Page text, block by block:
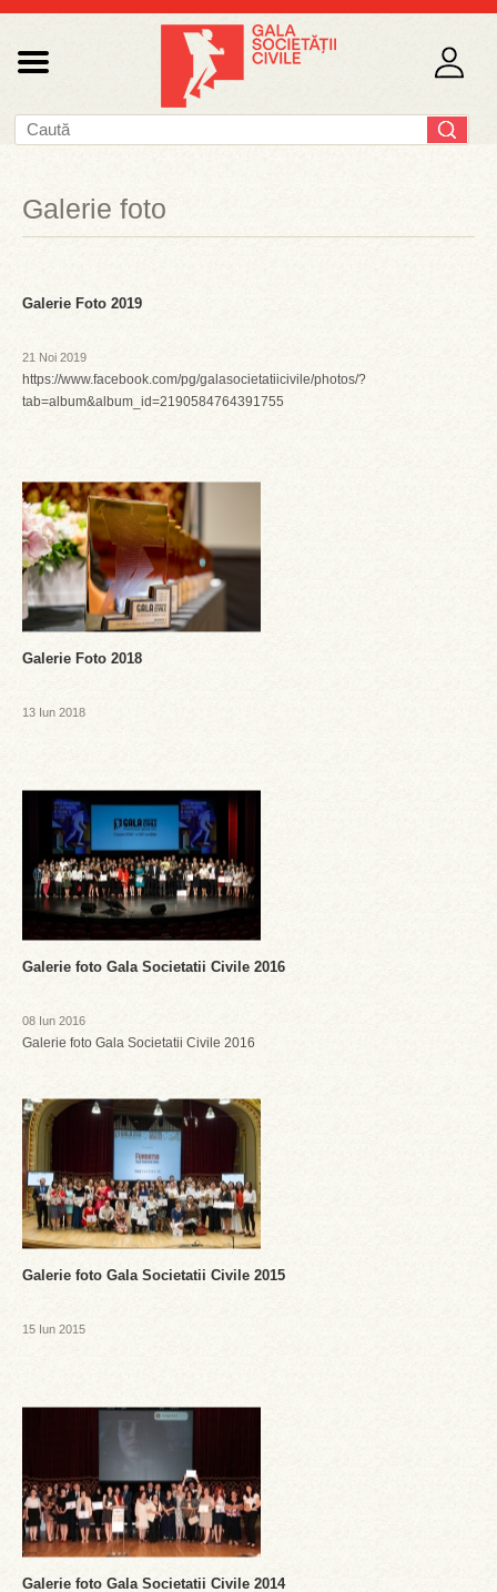
Galerie foto
Galerie Foto 2019
21 Noi 2019
https://www.facebook.com/pg/galasocietatiicivile/photos/?
tab=album&album_id=2190584764391755
Galerie Foto 2018
13 Iun 2018
Galerie foto Gala Societatii Civile 2016
08 Iun 2016
Galerie foto Gala Societatii Civile 2016
Galerie foto Gala Societatii Civile 2015
15 Iun 2015
Galerie foto Gala Societatii Civile 2014